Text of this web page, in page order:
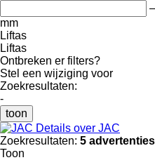
–
mm
Liftas
Liftas
Ontbreken er filters?
Stel een wijziging voor
Zoekresultaten:
-
toon
Details over JAC
Zoekresultaten: 5 advertenties
Toon